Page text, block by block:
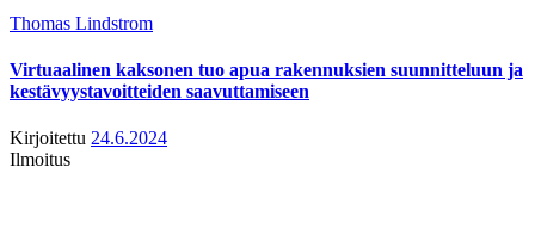
Thomas Lindstrom
Virtuaalinen kaksonen tuo apua rakennuksien suunnitteluun ja
kestävyystavoitteiden saavuttamiseen
Kirjoitettu 24.6.2024
Ilmoitus